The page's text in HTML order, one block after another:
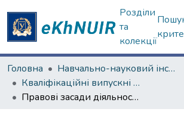
Розділи
та
колекції
Головна
Навчально-науковий інститут "Інститут державного управління"
Кваліфікаційні випускні роботи магістрів. Інститут державного управління
Правові засади діяльності юридичної служби Збройних сил України